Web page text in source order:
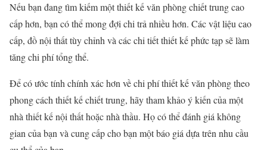
Nếu bạn đang tìm kiếm một thiết kế văn phòng chiết trung cao
cấp hơn, bạn có thể mong đợi chi trả nhiều hơn. Các vật liệu cao
cấp, đồ nội thất tùy chỉnh và các chi tiết thiết kế phức tạp sẽ làm
tăng chi phí tổng thể.
Để có ước tính chính xác hơn về chi phí thiết kế văn phòng theo
phong cách thiết kế chiết trung, hãy tham khảo ý kiến ​​của một
nhà thiết kế nội thất hoặc nhà thầu. Họ có thể đánh giá không
gian của bạn và cung cấp cho bạn một báo giá dựa trên nhu cầu